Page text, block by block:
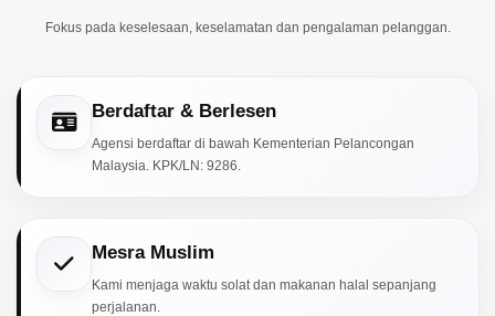
Fokus pada keselesaan, keselamatan dan pengalaman pelanggan.
Berdaftar & Berlesen
Agensi berdaftar di bawah Kementerian Pelancongan
Malaysia. KPK/LN: 9286.
Mesra Muslim
Kami menjaga waktu solat dan makanan halal sepanjang
perjalanan.